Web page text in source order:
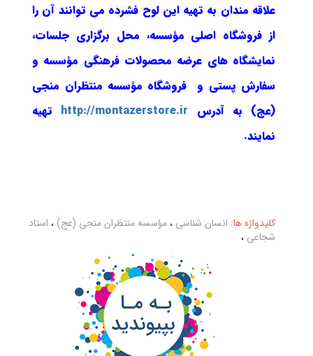
علاقه مندان به تهیه این لوح فشرده می توانند آن را
از فروشگاه اصلی مؤسسه، محل برگزاری جلسات،
نمایشگاه های عرضه محصولات فرهنگی مؤسسه و
سفارش پستی و فروشگاه مؤسسه منتظران منجی
(عج) به آدرس http://montazerstore.ir تهیه
نمایند.
کلیدواژه ها: انسان شناسی ،مؤسسه منتظران منجی (عج) ، استاد
شجاعی ،